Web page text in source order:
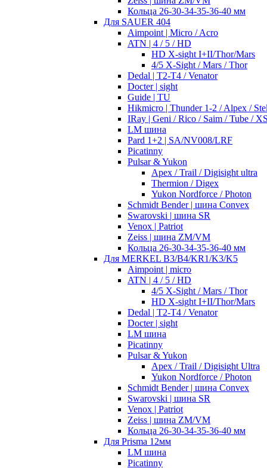
Кольца 26-30-34-35-36-40 мм
Для SAUER 404
Aimpoint | Micro / Acro
ATN | 4 / 5 / HD
HD X-sight I+II/Thor/Mars
4/5 X-Sight / Mars / Thor
Dedal | T2-T4 / Venator
Docter | sight
Guide | TU
Hikmicro | Thunder 1-2 / Alpex /
IRay | Geni / Rico / Saim / Tube /
LM шина
Pard 1+2 | SA/NV008/LRF
Picatinny
Pulsar & Yukon
Apex / Trail / Digisight ultra
Thermion / Digex
Yukon Nordforce / Photon
Schmidt Bender | шина Convex
Swarovski | шина SR
Venox | Patriot
Zeiss | шина ZM/VM
Кольца 26-30-34-35-36-40 мм
Для MERKEL B3/B4/KR1/K3/K5
Aimpoint | micro
ATN | 4 / 5 / HD
4/5 X-Sight / Mars / Thor
HD X-sight I+II/Thor/Mars
Dedal | T2-T4 / Venator
Docter | sight
LM шина
Picatinny
Pulsar & Yukon
Apex / Trail / Digisight Ultra
Yukon Nordforce / Photon
Schmidt Bender | шина Convex
Swarovski | шина SR
Venox | Patriot
Zeiss | шина ZM/VM
Кольца 26-30-34-35-36-40 мм
Для Prisma 12мм
LM шина
Picatinny